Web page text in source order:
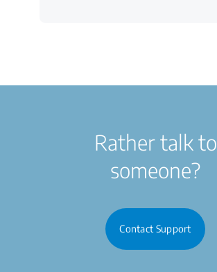
Rather talk to
someone?
Contact Support